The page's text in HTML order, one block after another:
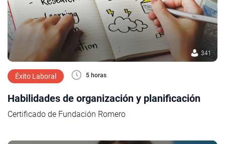
341
Éxito Laboral 5 horas
Habilidades de organización y planificación
Certificado de Fundación Romero